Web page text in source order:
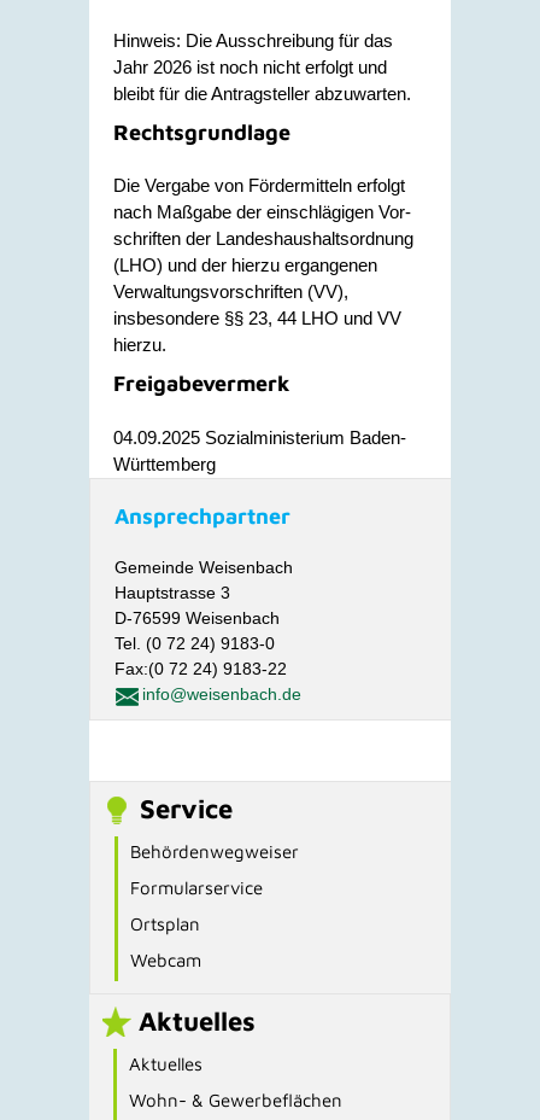
Hinweis: Die Ausschreibung für das
Jahr 2026 ist noch nicht erfolgt und
bleibt für die Antragsteller abzuwarten.
Rechtsgrundlage
Die Vergabe von Fördermitteln erfolgt
nach Maßgabe der einschlägigen Vor­
schriften der Landeshaushaltsordnung
(LHO) und der hierzu ergangenen
Verwaltungsvorschriften (VV),
insbesondere §§ 23, 44 LHO und VV
hierzu.
Freigabevermerk
04.09.2025 Sozialministerium Baden-
Württemberg
Ansprechpartner
Gemeinde Weisenbach
Hauptstrasse 3
D-76599 Weisenbach
Tel. (0 72 24) 9183-0
Fax:(0 72 24) 9183-22
info@weisenbach.de
Service
Behördenwegweiser
Formularservice
Ortsplan
Webcam
Aktuelles
Aktuelles
Wohn- & Gewerbeflächen